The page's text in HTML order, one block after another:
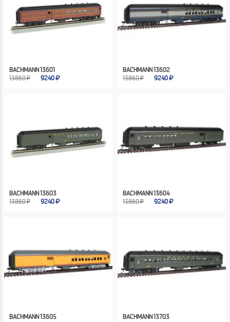
BACHMANN 13601
13860 ₽
9240
BACHMANN 13602
13860 ₽
9240
BACHMANN 13603
13860 ₽
9240
BACHMANN 13604
13860 ₽
9240
BACHMANN 13605
BACHMANN 13703